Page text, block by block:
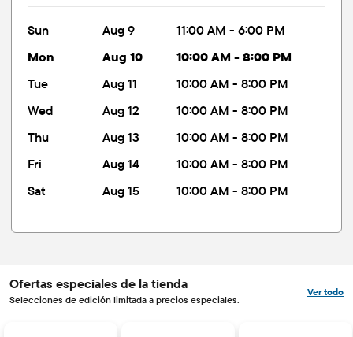
sun Aug 9
11:00 AM - 6:00 PM
mon
Aug 10
10:00 AM - 8:00 PM
tue
Aug 11
10:00 AM - 8:00 PM
wed
Aug 12
10:00 AM - 8:00 PM
thu
Aug 13
10:00 AM - 8:00 PM
fri
Aug 14
10:00 AM - 8:00 PM
sat
Aug 15 10:00 AM - 8:00 PM
Ofertas especiales de la tienda
Selecciones de edición limitada a precios especiales.
Ver todo